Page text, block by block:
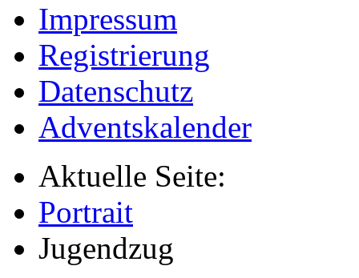
Impressum
Registrierung
Datenschutz
Adventskalender
Aktuelle Seite:
Portrait
Jugendzug